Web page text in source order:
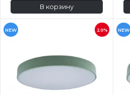
В корзину
NEW 20% NEW